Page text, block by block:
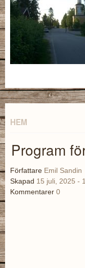
HEM
Program
Författare Emil Sandin
Skapad 15 juli, 2025 -
Kommentarer 0